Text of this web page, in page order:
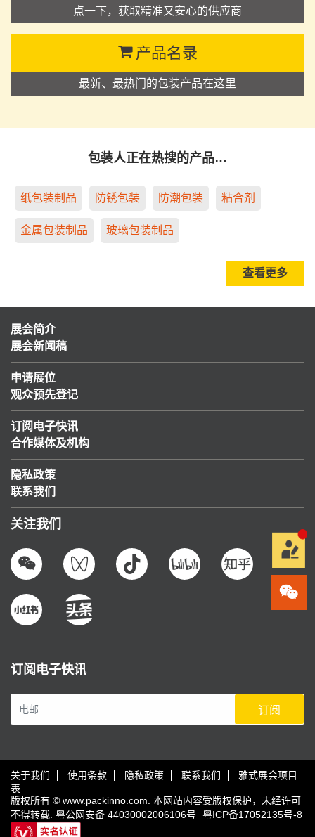
点一下，获取精准又安心的供应商
产品名录
最新、最热门的包装产品在这里
包装人正在热搜的产品…
纸包装制品 防锈包装 防潮包装 粘合剂
金属包装制品 玻璃包装制品
查看更多
展会简介
展会新闻稿
申请展位
观众预先登记
订阅电子快讯
合作媒体及机构
隐私政策
联系我们
关注我们
订阅电子快讯
订阅
关于我们 使用条款 隐私政策 联系我们
雅式展会项目
表
版权所有 © www.packinno.com. 本网站内容受版权保护，未经许可
不得转载. 粤公网安备 44030002006106号 粤ICP备17052135号-8